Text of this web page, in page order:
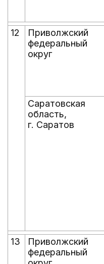
12
Приволжский
федеральный
округ
Саратовская
область,
г. Саратов
13
Приволжский
федеральный